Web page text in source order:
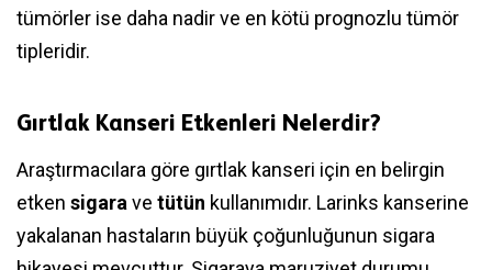
tümörler ise daha nadir ve en kötü prognozlu tümör
tipleridir.
Gırtlak Kanseri Etkenleri Nelerdir?
Araştırmacılara göre gırtlak kanseri için en belirgin
etken sigara ve tütün kullanımıdır. Larinks kanserine
yakalanan hastaların büyük çoğunluğunun sigara